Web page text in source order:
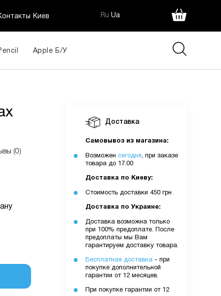
Киев Ru Ua
Apple Б/У
(0)
вами
Доставка
Самовывоз из магазина:
Возможен сегодня, при заказе
товара до 17.00
Доставка по Киеву:
Стоимость доставки 450 грн
Доставка по Украине:
Доставка возможна только
при 100% предоплате. После
предоплаты мы Вам
гарантируем доставку товара.
Бесплатная доставка - при
покупке дополнительной
гарантии от 12 месяцев.
При покупке гарантии от 12